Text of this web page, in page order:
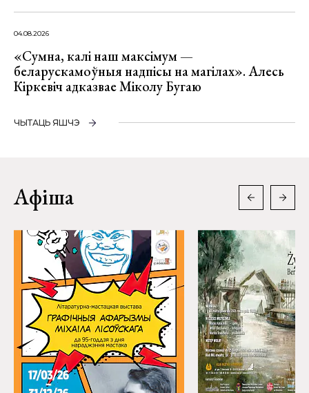
04.08.2026
«Сумна, калі наш максімум —
беларускамоўныя надпісы на магілах». Алесь
Кіркевіч адказвае Міколу Бугаю
ЧЫТАЦЬ ЯШЧЭ
Афіша